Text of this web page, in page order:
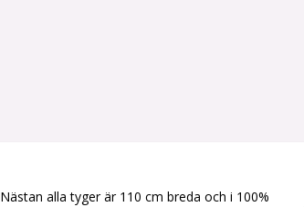
Nästan alla tyger är 110 cm breda och i 100%